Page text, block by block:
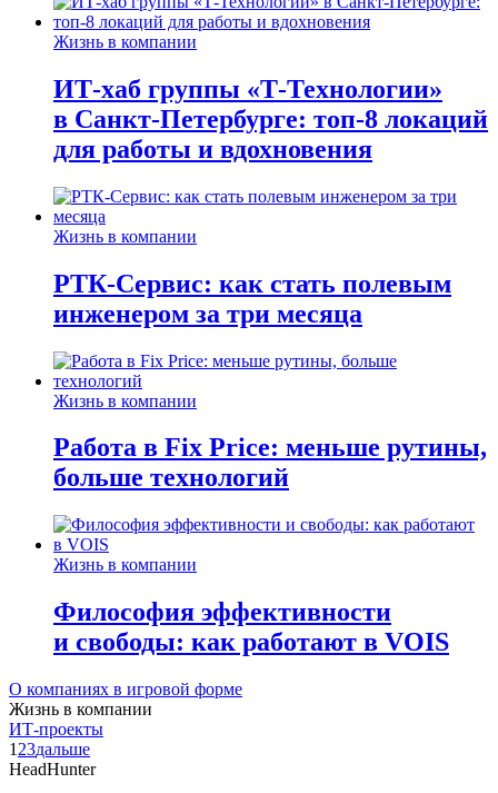
Жизнь в компании
ИТ-хаб группы «Т-Технологии»
в Санкт-Петербурге: топ-8 локаций
для работы и вдохновения
Жизнь в компании
РТК-Сервис: как стать полевым
инженером за три месяца
Жизнь в компании
Работа в Fix Price: меньше рутины,
больше технологий
Жизнь в компании
Философия эффективности
и свободы: как работают в VOIS
О компаниях в игровой форме
Жизнь в компании
ИТ-проекты
1 23дальше
HeadHunter